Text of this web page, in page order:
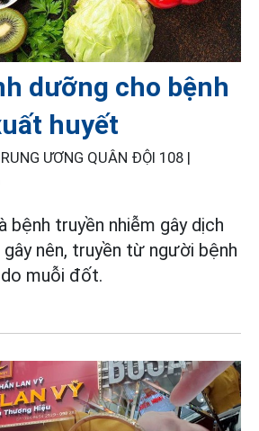
dưỡng cho bệnh
huyết
ƯƠNG QUÂN ĐỘI 108 |
bệnh truyền nhiễm gây dịch
nên, truyền từ người bệnh
muỗi đốt.